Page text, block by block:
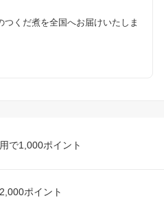
くだ煮を全国へお届けいたしま
で1,000ポイント
ポイント